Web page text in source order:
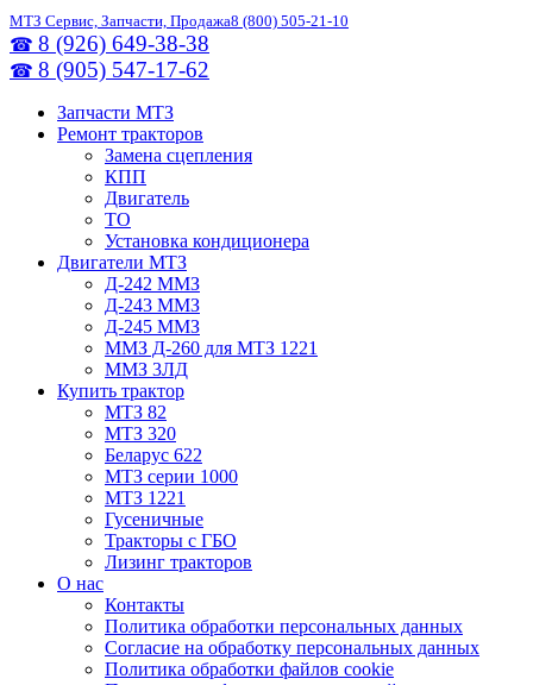
МТЗ Сервис, Запчасти, Продажа8 (800) 505-21-10
☎ 8 (926) 649-38-38
☎ 8 (905) 547-17-62
Запчасти МТЗ
Ремонт тракторов
Замена сцепления
КПП
Двигатель
ТО
Установка кондиционера
Двигатели МТЗ
Д-242 ММЗ
Д-243 ММЗ
Д-245 ММЗ
ММЗ Д-260 для МТЗ 1221
ММЗ 3ЛД
Купить трактор
МТЗ 82
МТЗ 320
Беларус 622
МТЗ серии 1000
МТЗ 1221
Гусеничные
Тракторы с ГБО
Лизинг тракторов
О нас
Контакты
Политика обработки персональных данных
Согласие на обработку персональных данных
Политика обработки файлов cookie